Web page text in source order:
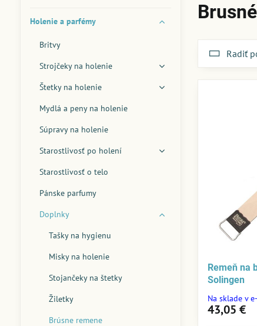
Radiť
Remeň na
Solingen
Na sklade v
43,05 €
Holenie a parfémy
Britvy
Strojčeky na holenie
Štetky na holenie
Mydlá a peny na holenie
Súpravy na holenie
Starostlivosť po holení
Starostlivosť o telo
Pánske parfumy
Doplnky
Tašky na hygienu
Misky na holenie
Stojančeky na štetky
Žiletky
Brúsne remene